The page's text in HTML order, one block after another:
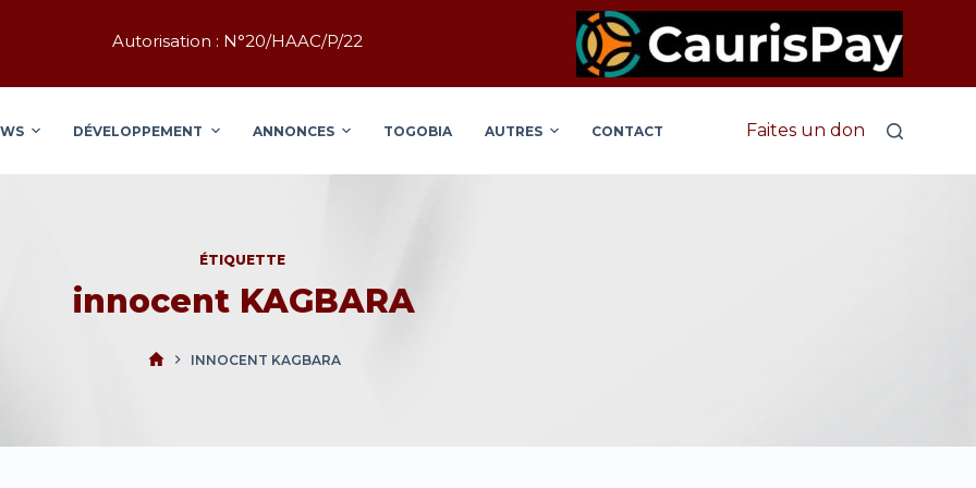
Autorisation : N°20/HAAC/P/22
DÉVELOPPEMENT ANNONCES TOGOBIA AUTRES CONTACT Faites un don
ÉTIQUETTE
innocent KAGBARA
INNOCENT KAGBARA